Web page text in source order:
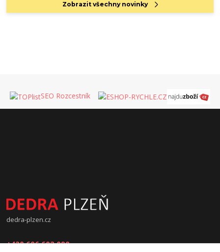
Zobrazit všechny novinky
SEO Rozcestník
dedra-plzen.cz
+420 606 602 090